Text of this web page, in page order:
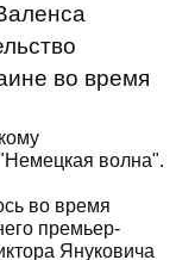
во время
волна".
во время
премьер-
Януковича